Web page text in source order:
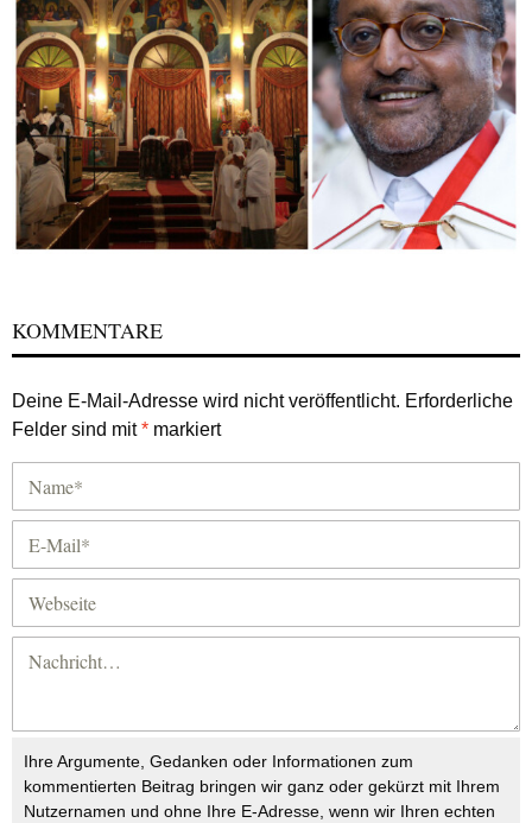
KOMMENTARE
Deine E-Mail-Adresse wird nicht veröffentlicht. Erforderliche
Felder sind mit* markiert
Ihre Argumente, Gedanken oder Informationen zum
kommentierten Beitrag bringen wir ganz oder gekürzt mit Ihrem
Nutzernamen und ohne Ihre E-Adresse, wenn wir Ihren echten